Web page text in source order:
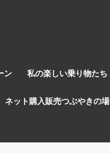
ン 私の楽しい乗り物たち
ネット購入販売つぶやきの場